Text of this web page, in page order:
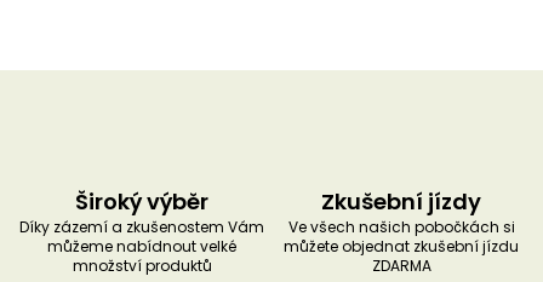
Široký výběr
Díky zázemí a zkušenostem Vám
můžeme nabídnout velké
množství produktů
Zkušební jízdy
Ve všech našich pobočkách si
můžete objednat zkušební jízdu
ZDARMA